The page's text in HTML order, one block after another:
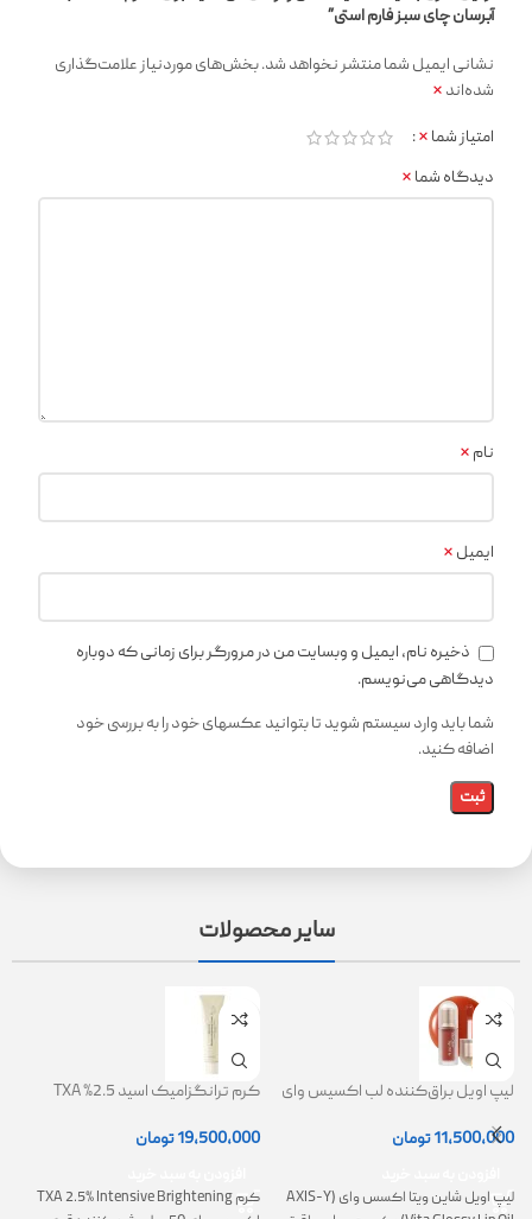
آبرسان چای سبز فارم استی”
نشانی ایمیل شما منتشر نخواهد شد.بخش‌های موردنیاز علامت‌گذاری
شده‌اند *
امتیاز شما *
دیدگاه شما *
نام *
ایمیل *
ذخیره نام، ایمیل و وبسایت من در مرورگر برای زمانی که دوباره
دیدگاهی می‌نویسم.
شما باید وارد سیستم شوید تا بتوانید عکسهای خود را به بررسی خود
اضافه کنید.
سایر محصولات
لیپ اویل براق‌کننده لب اکسیس وای
11,500,000تومان
لیپ اویل شاین ویتا اکسس وای (AXIS-Y
کرم ترانگزامیک اسید 2.5% TXA
19,500,000تومان
کرم TXA 2.5% Intensive Brightening